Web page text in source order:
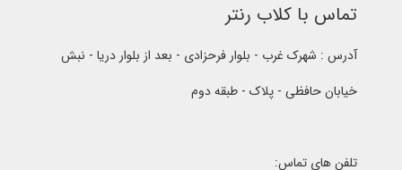
تماس با کلاب رنتر
آدرس : شهرک غرب - بلوار فرحزادی - بعد از بلوار دریا - نبش
خیابان حافظی - پلاک - طبقه دوم
تلفن های تماس: